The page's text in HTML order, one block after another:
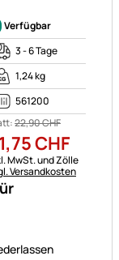
Verfügbar
3 - 6 Tage
1,24 kg
561200
22,90CHF
,75CHF
MwSt. und Zölle
Versandkosten